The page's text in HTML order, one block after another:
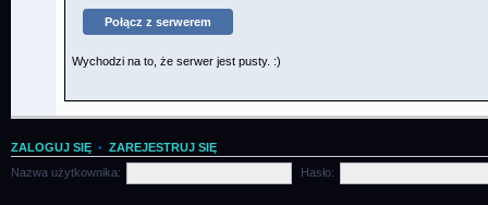
ZALOGUJ SIĘ • ZAREJESTRUJ SIĘ
Nazwa użytkownika:
Hasło: